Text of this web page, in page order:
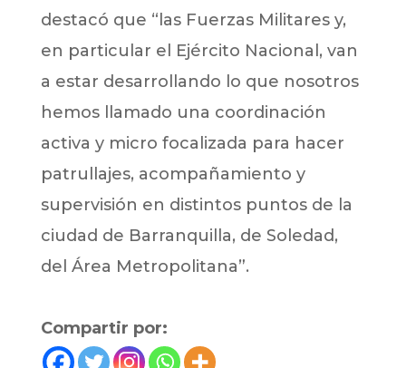
destacó que “las Fuerzas Militares y,
en particular el Ejército Nacional, van
a estar desarrollando lo que nosotros
hemos llamado una coordinación
activa y micro focalizada para hacer
patrullajes, acompañamiento y
supervisión en distintos puntos de la
ciudad de Barranquilla, de Soledad,
del Área Metropolitana”.
Compartir por: